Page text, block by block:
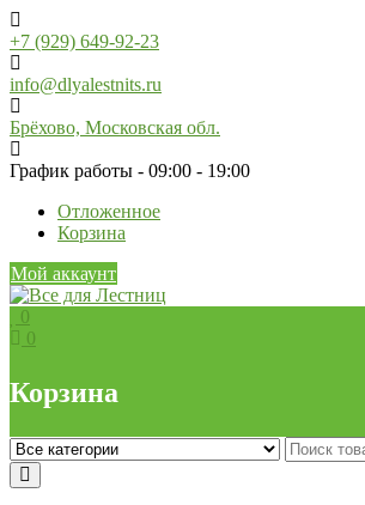
Skip
to
content
+7 (929) 649-92-23
info@dlyalestnits.ru
Брёхово, Московская обл.
График работы - 09:00 - 19:00
Отложенное
Корзина
Мой аккаунт
0
0
Корзина